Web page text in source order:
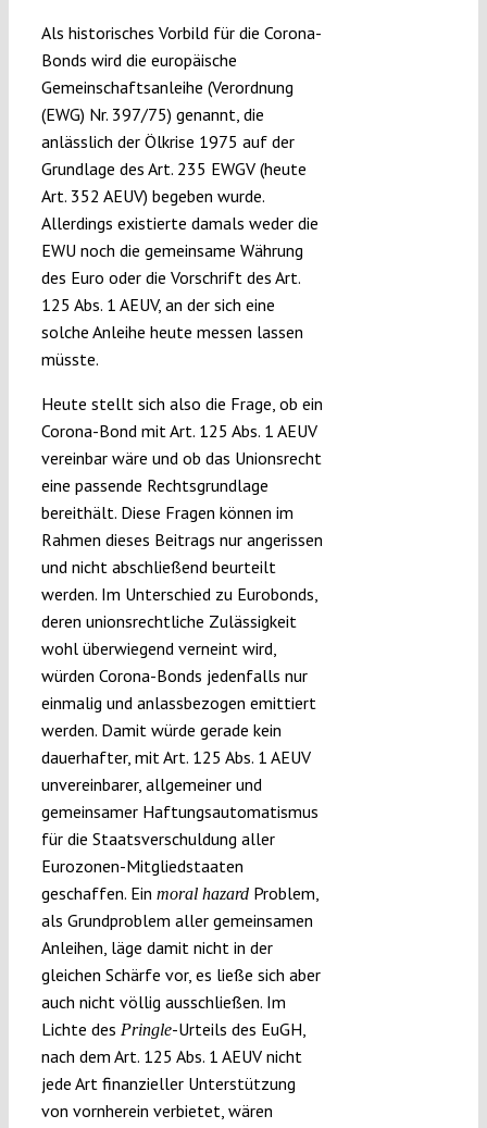
Als historisches Vorbild für die Corona-
Bonds wird die europäische
Gemeinschaftsanleihe (Verordnung
(EWG) Nr. 397/75) genannt, die
anlässlich der Ölkrise 1975 auf der
Grundlage des Art. 235 EWGV (heute
Art. 352 AEUV) begeben wurde.
Allerdings existierte damals weder die
EWU noch die gemeinsame Währung
des Euro oder die Vorschrift des Art.
125 Abs. 1 AEUV, an der sich eine
solche Anleihe heute messen lassen
müsste.
Heute stellt sich also die Frage, ob ein
Corona-Bond mit Art. 125 Abs. 1 AEUV
vereinbar wäre und ob das Unionsrecht
eine passende Rechtsgrundlage
bereithält. Diese Fragen können im
Rahmen dieses Beitrags nur angerissen
und nicht abschließend beurteilt
werden. Im Unterschied zu Eurobonds,
deren unionsrechtliche Zulässigkeit
wohl überwiegend verneint wird,
würden Corona-Bonds jedenfalls nur
einmalig und anlassbezogen emittiert
werden. Damit würde gerade kein
dauerhafter, mit Art. 125 Abs. 1 AEUV
unvereinbarer, allgemeiner und
gemeinsamer Haftungsautomatismus
für die Staatsverschuldung aller
Eurozonen-Mitgliedstaaten
geschaffen. Ein moral hazardProblem,
als Grundproblem aller gemeinsamen
Anleihen, läge damit nicht in der
gleichen Schärfe vor, es ließe sich aber
auch nicht völlig ausschließen. Im
Lichte des Pringle-Urteils des EuGH,
nach dem Art. 125 Abs. 1 AEUV nicht
jede Art finanzieller Unterstützung
von vornherein verbietet, wären